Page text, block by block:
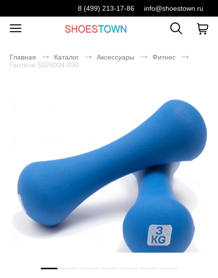
8 (499) 213-17-86 info@shoestown.ru
Главная Каталог Аксессуары
Фитнес
Гантели 5026004-030